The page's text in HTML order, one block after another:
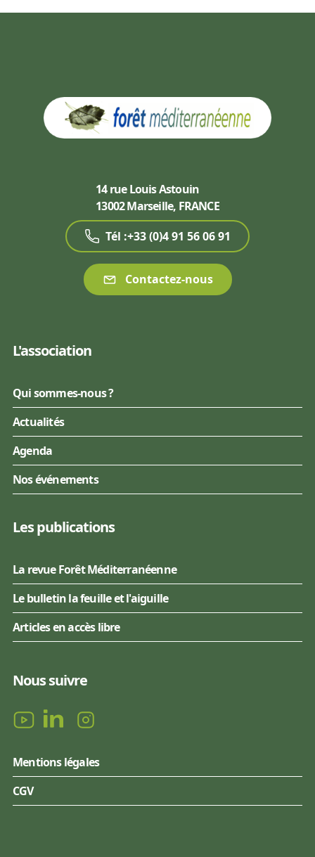
14 rue Louis Astouin
13002 Marseille, FRANCE
Tél :+33 (0)4 91 56 06 91
Contactez-nous
L'association
Qui sommes-nous ?
Actualités
Agenda
Nos événements
Les publications
La revue Forêt Méditerranéenne
Le bulletin la feuille et l'aiguille
Articles en accès libre
Nous suivre
Mentions légales
CGV